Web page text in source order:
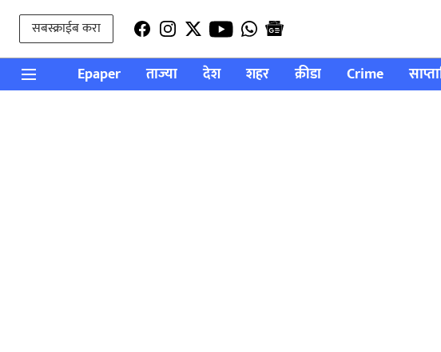
सबस्क्राईब करा
Epaper ताज्या देश शहर क्रीडा Crime